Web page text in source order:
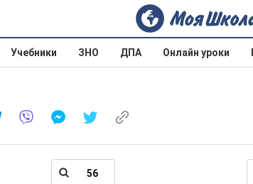
Учебники ЗНО ДПА Онлайн уроки